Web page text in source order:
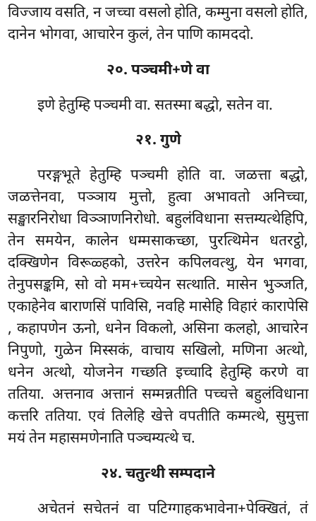
विज्जाय वसति, न जच्चा वसलो होति, कम्मुना वसलो होति,
दानेन भोगवा, आचारेन कुलं, तेन पाणि कामददो.
२०. पञ्चमी+णे वा
इणे हेतुम्हि पञ्चमी वा. सतस्मा बद्धो, सतेन वा.
२१. गुणे
परङ्गभूते हेतुम्हि पञ्चमी होति वा. जळत्ता बद्धो,
जळत्तेनवा, पञ्ञाय मुत्तो, हुत्वा अभावतो अनिच्चा,
सङ्खारनिरोधा विञ्ञाणनिरोधो. बहुलंविधाना सत्तम्यत्थेहिपि,
तेन समयेन, कालेन धम्मसाकच्छा, पुरत्थिमेन धतरट्ठो,
दक्खिणेन विरूळ्हको, उत्तरेन कपिलवत्थु, येन भगवा,
तेनुपसङ्कमि, सो वो मम+च्चयेन सत्थाति. मासेन भुञ्जति,
एकाहेनेव बाराणसिं पाविसि, नवहि मासेहि विहारं कारापेसि
, कहापणेन ऊनो, धनेन विकलो, असिना कलहो, आचारेन
निपुणो, गुळेन मिस्सकं, वाचाय सखिलो, मणिना अत्थो,
धनेन अत्थो, योजनेन गच्छति इच्चादि हेतुम्हि करणे वा
ततिया. अत्तनाव अत्तानं सम्मन्नतीति पच्चत्ते बहुलंविधाना
कत्तरि ततिया. एवं तिलेहि खेत्ते वपतीति कम्मत्थे, सुमुत्ता
मयं तेन महासमणेनाति पञ्चम्यत्थे च.
२४. चतुत्थी सम्पदाने
अचेतनं सचेतनं वा पटिग्गाहकभावेना+पेक्खितं, तं